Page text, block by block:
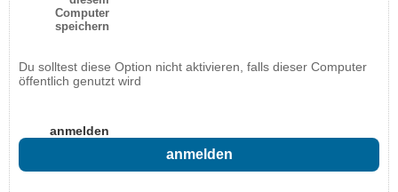
Computer
speichern
Du solltest diese Option nicht aktivieren, falls dieser Computer
öffentlich genutzt wird
anmelden